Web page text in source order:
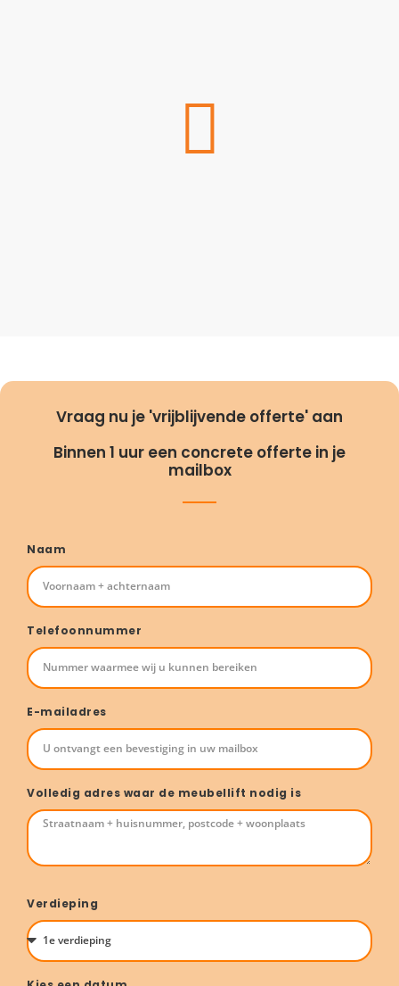
Vraag nu je 'vrijblijvende offerte' aan
Binnen 1 uur een concrete offerte in je
mailbox
Naam
Telefoonnummer
E-mailadres
Volledig adres waar de meubellift nodig is
Verdieping